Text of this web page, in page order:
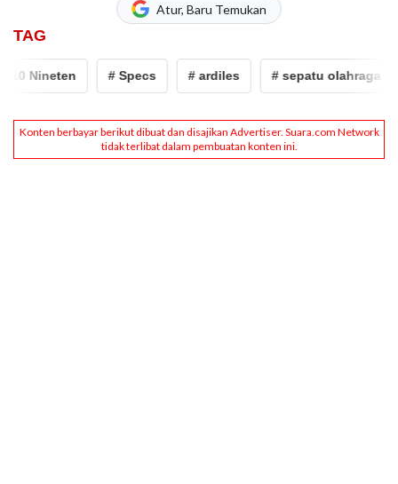
Atur, Baru Temukan
TAG
# Specs # ardiles # sepatu olahraga lokal